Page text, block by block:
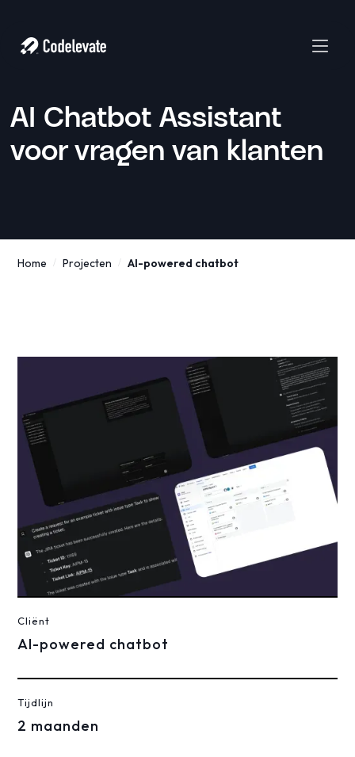
AI Chatbot Assistant
voor vragen van klanten
Home / Projecten / AI-powered chatbot
Cliënt
AI-powered chatbot
Tijdlijn
2 maanden